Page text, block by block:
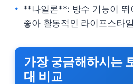
**나일론**: 방수 기능이 뛰
좋아 활동적인 라이프스타
가장 궁금해하시는
대 비교